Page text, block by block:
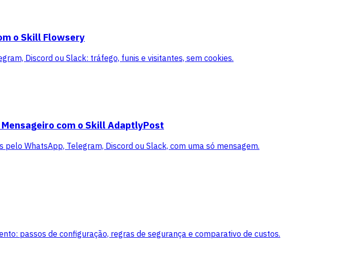
o Skill Flowsery
Discord ou Slack: tráfego, funis e visitantes, sem cookies.
com o Skill AdaptlyPost
WhatsApp, Telegram, Discord ou Slack, com uma só mensagem.
passos de configuração, regras de segurança e comparativo de custos.